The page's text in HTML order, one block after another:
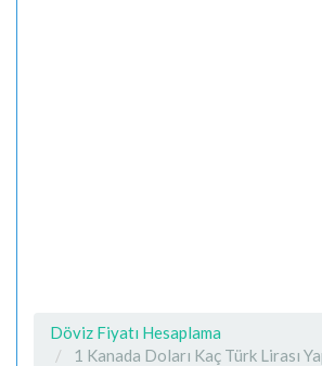
Döviz Fiyatı Hesaplama
1 Kanada Doları Kaç Türk Lirası